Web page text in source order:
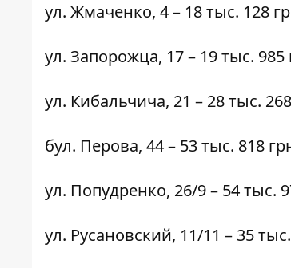
ул. Жмаченко, 4– 18 тыс. 128
ул. Запорожца, 17– 19 тыс. 985
ул. Кибальчича, 21 – 28 тыс.
бул. Перова, 44– 53 тыс. 818
ул. Попудренко, 26/9– 54 тыс.
ул. Русановский, 11/11 – 35